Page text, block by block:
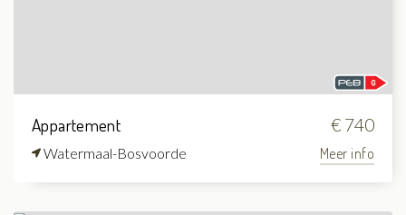
Appartement € 740
Watermaal-Bosvoorde Meer info